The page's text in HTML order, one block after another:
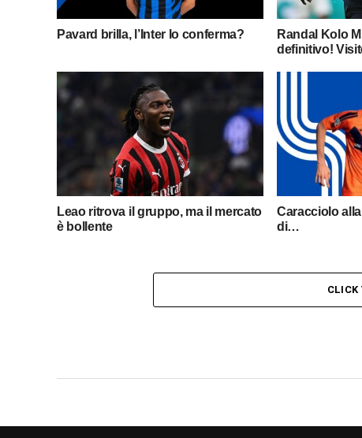
Pavard brilla, l’Inter lo conferma?
Randal Kolo
definitivo!
Leao ritrova il gruppo, ma il mercato
è bollente
Caracciolo
di…
CLICK